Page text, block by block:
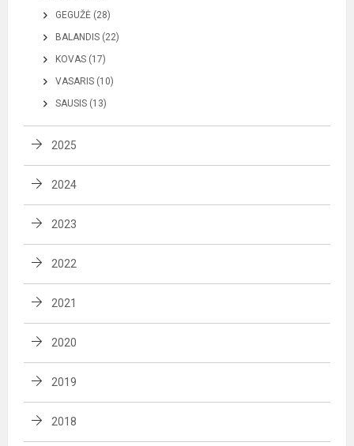
GEGUŽĖ (28)
BALANDIS (22)
KOVAS (17)
VASARIS (10)
SAUSIS (13)
2025
2024
2023
2022
2021
2020
2019
2018